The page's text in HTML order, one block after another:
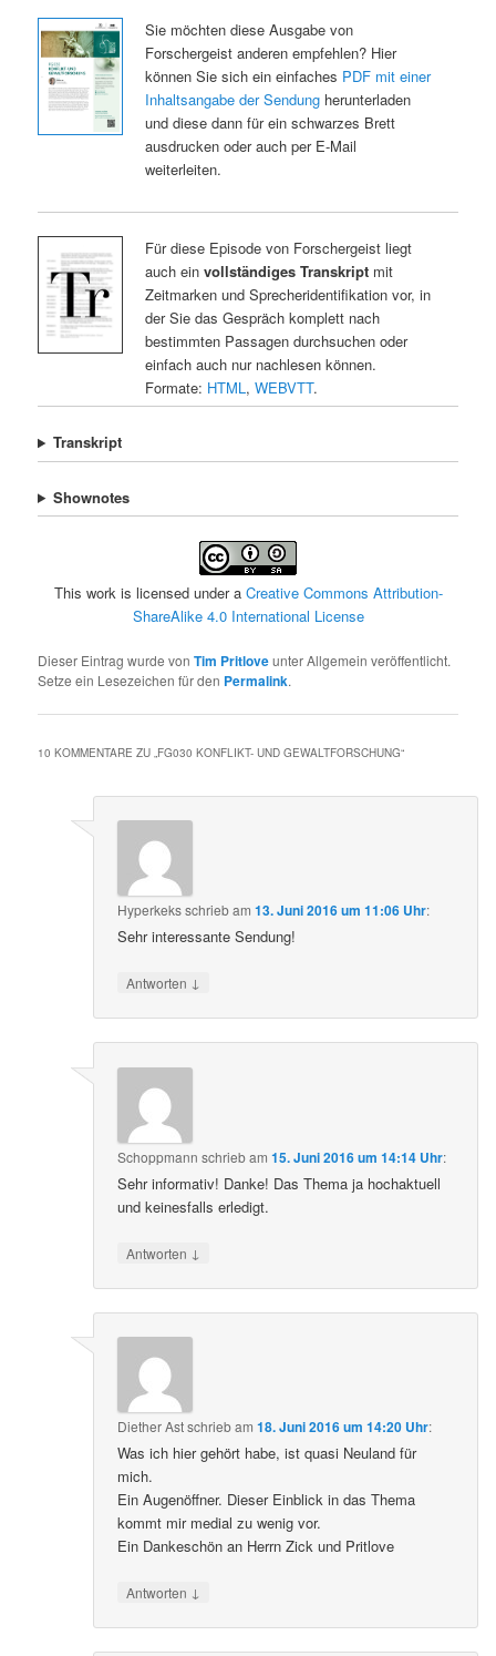
Sie möchten diese Ausgabe von
Forschergeist anderen empfehlen? Hier
können Sie sich ein einfaches PDF mit einer
Inhaltsangabe der Sendungherunterladen
und diese dann für ein schwarzes Brett
ausdrucken oder auch per E-Mail
weiterleiten.
Für diese Episode von Forschergeist liegt
auch ein vollständiges Transkriptmit
Zeitmarken und Sprecheridentifikation vor, in
der Sie das Gespräch komplett nach
bestimmten Passagen durchsuchen oder
einfach auch nur nachlesen können.
Formate: HTML , WEBVTT.
Transkript
Shownotes
This work is licensed under a Creative Commons Attribution-
ShareAlike 4.0 International License
Dieser Eintrag wurde vonTim Pritloveunter Allgemein veröffentlicht.
Setze ein Lesezeichen für den Permalink.
10 KOMMENTARE ZU „FG030 KONFLIKT- UND GEWALTFORSCHUNG“
Hyperkeksschriebam13. Juni 2016 um 11:06 Uhr:
Sehr interessante Sendung!
Antworten ↓
Schoppmann schriebam15. Juni 2016 um 14:14 Uhr:
Sehr informativ! Danke! Das Thema ja hochaktuell
und keinesfalls erledigt.
Antworten ↓
Diether Astschriebam18. Juni 2016 um 14:20 Uhr:
Was ich hier gehört habe, ist quasi Neuland für
mich.
Ein Augenöffner. Dieser Einblick in das Thema
kommt mir medial zu wenig vor.
Ein Dankeschön an Herrn Zick und Pritlove
Antworten ↓